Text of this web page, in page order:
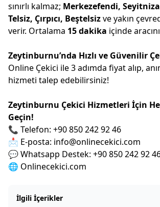
sınırlı kalmaz; Merkezefendi,
Telsiz, Çırpıcı, Beştelsizve yakın
verir. Ortalama 15 dakika içinde
Zeytinburnu’nda Hızlı ve Güvenilir
Online Çekici ile 3 adımda fiyat alıp,
hizmeti talep edebilirsiniz!
Zeytinburnu Çekici Hizmetleri İçin
Geçin!
📞 Telefon: +90 850 242 92 46
📩 E-posta: info@onlinecekici.com
💬 Whatsapp Destek: +90 850 242 92
🌐 Onlinecekici.com
İlgili İçerikler